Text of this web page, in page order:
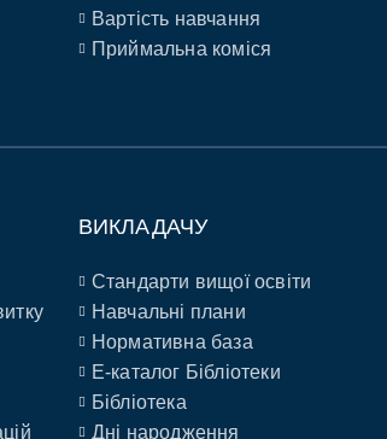
Вартість навчання
Приймальна коміся
ВИКЛАДАЧУ
Стандарти вищої освіти
Навчальні плани
Нормативна база
E-каталог Бібліотеки
Бібліотека
Дні народження